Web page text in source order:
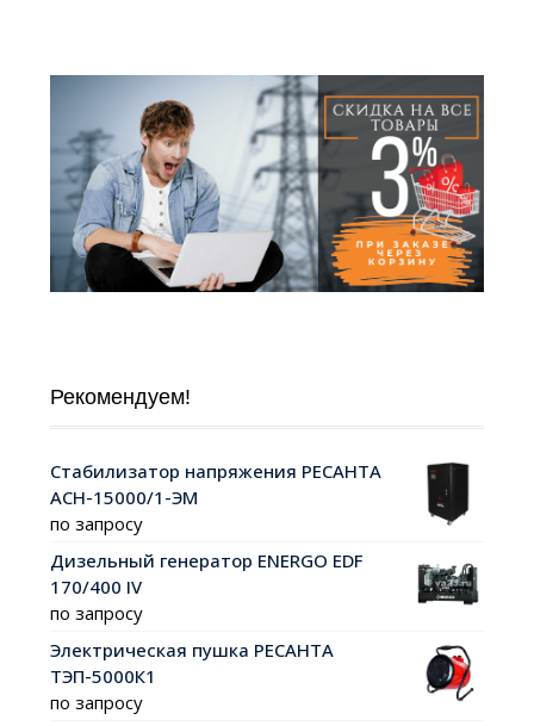
Рекомендуем!
Стабилизатор напряжения РЕСАНТА
АСН-15000/1-ЭМ
по запросу
Дизельный генератор ENERGO EDF
170/400 IV
по запросу
Электрическая пушка РЕСАНТА
ТЭП-5000К1
по запросу